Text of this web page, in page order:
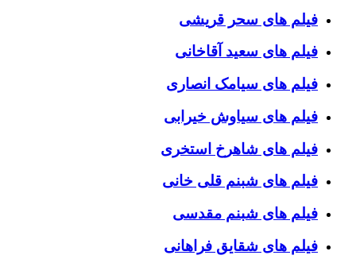
فیلم های سحر قریشی
فیلم های سعید آقاخانی
فیلم های سیامک انصاری
فیلم های سیاوش خیرابی
فیلم های شاهرخ استخری
فیلم های شبنم قلی خانی
فیلم های شبنم مقدسی
فیلم های شقایق فراهانی